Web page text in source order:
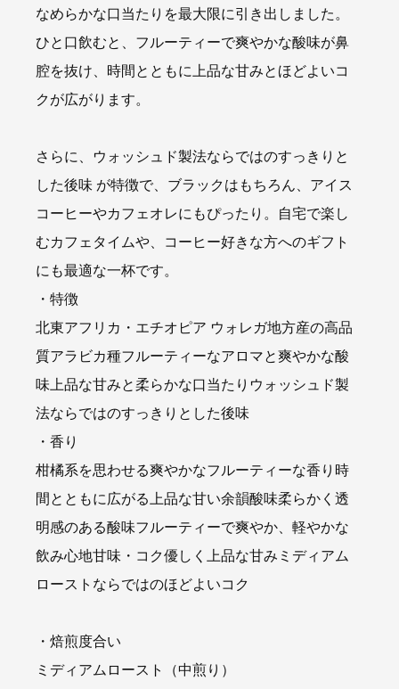
なめらかな口当たりを最大限に引き出しました。
ひと口飲むと、フルーティーで爽やかな酸味が鼻
腔を抜け、時間とともに上品な甘みとほどよいコ
クが広がります。
さらに、ウォッシュド製法ならではのすっきりと
した後味 が特徴で、ブラックはもちろん、アイス
コーヒーやカフェオレにもぴったり。自宅で楽し
むカフェタイムや、コーヒー好きな方へのギフト
にも最適な一杯です。
・特徴
北東アフリカ・エチオピア ウォレガ地方産の高品
質アラビカ種フルーティーなアロマと爽やかな酸
味上品な甘みと柔らかな口当たりウォッシュド製
法ならではのすっきりとした後味
・香り
柑橘系を思わせる爽やかなフルーティーな香り時
間とともに広がる上品な甘い余韻酸味柔らかく透
明感のある酸味フルーティーで爽やか、軽やかな
飲み心地甘味・コク優しく上品な甘みミディアム
ローストならではのほどよいコク
・焙煎度合い
ミディアムロースト（中煎り）